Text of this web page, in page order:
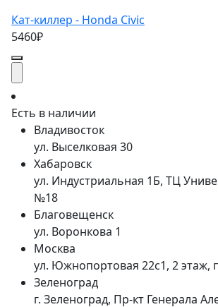
Кат-киллер - Honda Civic
5460₽
Есть в наличии
Владивосток
ул. Выселковая 30
Хабаровск
ул. Индустриальная 1Б, ТЦ
№18
Благовещенск
ул. Воронкова 1
Москва
ул. Южнопортовая 22с1, 2 этаж,
Зеленоград
г. Зеленоград, Пр-кт Генерала